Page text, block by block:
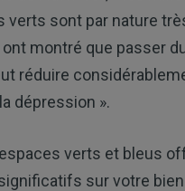
verts sont par nature
montré que passer
réduire
dépression ».
verts et bleus
sur votre